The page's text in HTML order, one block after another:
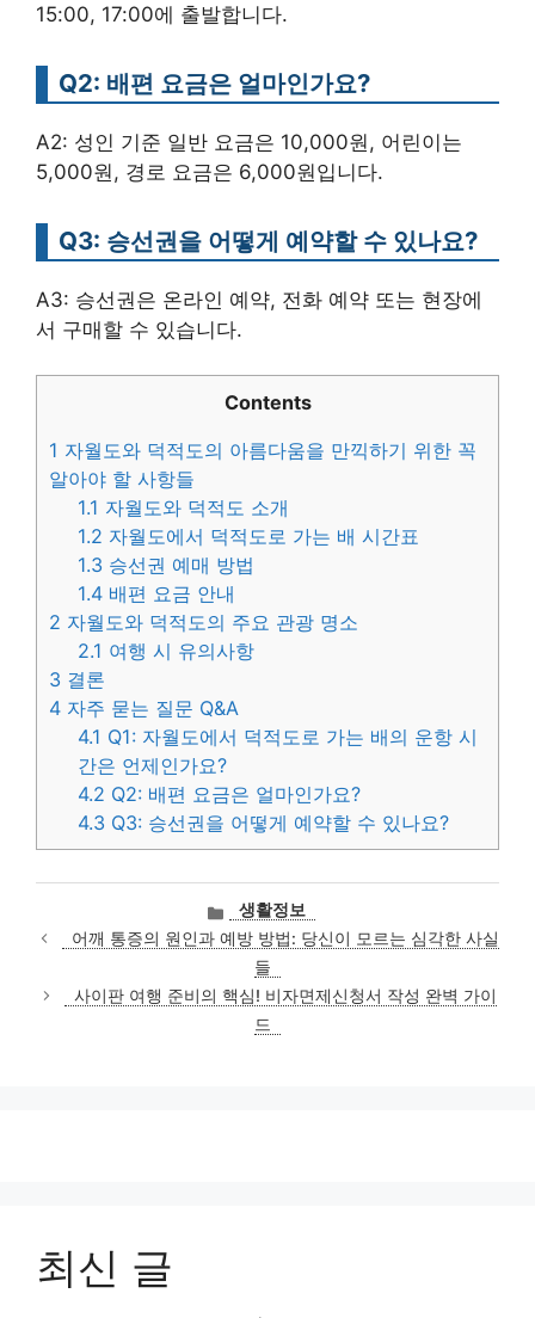
15:00, 17:00에 출발합니다.
Q2: 배편 요금은 얼마인가요?
A2: 성인 기준 일반 요금은 10,000원, 어린이는
5,000원, 경로 요금은 6,000원입니다.
Q3: 승선권을 어떻게 예약할 수 있나요?
A3: 승선권은 온라인 예약, 전화 예약 또는 현장에
서 구매할 수 있습니다.
Contents
1 자월도와 덕적도의 아름다움을 만끽하기 위한 꼭
알아야 할 사항들
1.1 자월도와 덕적도 소개
1.2 자월도에서 덕적도로 가는 배 시간표
1.3 승선권 예매 방법
1.4 배편 요금 안내
2 자월도와 덕적도의 주요 관광 명소
2.1 여행 시 유의사항
3 결론
4 자주 묻는 질문 Q&A
4.1 Q1: 자월도에서 덕적도로 가는 배의 운항 시
간은 언제인가요?
4.2 Q2: 배편 요금은 얼마인가요?
4.3 Q3: 승선권을 어떻게 예약할 수 있나요?
카
테
고
생활정보
어깨 통증의 원인과 예방 방법: 당신이 모르는 심각한 사실
들
사이판 여행 준비의 핵심! 비자면제신청서 작성 완벽 가이
드
최신 글